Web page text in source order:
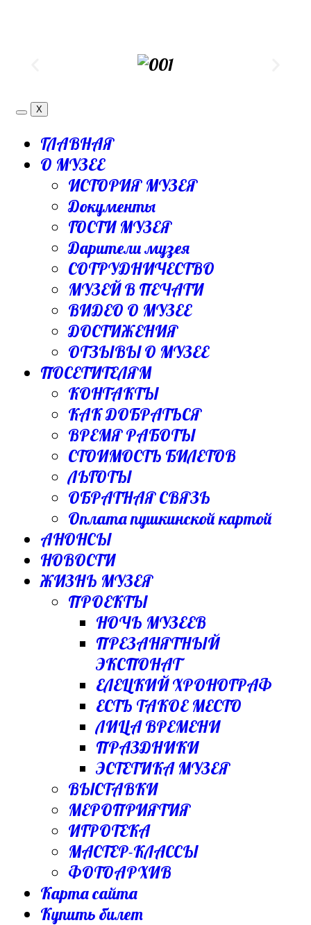
X
ГЛАВНАЯ
О МУЗЕЕ
ИСТОРИЯ МУЗЕЯ
Документы
ГОСТИ МУЗЕЯ
Дарители музея
СОТРУДНИЧЕСТВО
МУЗЕЙ В ПЕЧАТИ
ВИДЕО О МУЗЕЕ
ДОСТИЖЕНИЯ
ОТЗЫВЫ О МУЗЕЕ
ПОСЕТИТЕЛЯМ
КОНТАКТЫ
КАК ДОБРАТЬСЯ
ВРЕМЯ РАБОТЫ
СТОИМОСТЬ БИЛЕТОВ
ЛЬГОТЫ
ОБРАТНАЯ СВЯЗЬ
Оплата пушкинской картой
АНОНСЫ
НОВОСТИ
ЖИЗНЬ МУЗЕЯ
ПРОЕКТЫ
НОЧЬ МУЗЕЕВ
ПРЕЗАНЯТНЫЙ
ЭКСПОНАТ
ЕЛЕЦКИЙ ХРОНОГРАФ
ЕСТЬ ТАКОЕ МЕСТО
ЛИЦА ВРЕМЕНИ
ПРАЗДНИКИ
ЭСТЕТИКА МУЗЕЯ
ВЫСТАВКИ
МЕРОПРИЯТИЯ
ИГРОТЕКА
МАСТЕР-КЛАССЫ
ФОТОАРХИВ
Карта сайта
Купить билет